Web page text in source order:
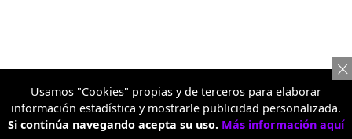
Usamos "Cookies" propias y de terceros para elaborar
información estadística y mostrarle publicidad personalizada.
Si continúa navegando acepta su uso. Más información aquí